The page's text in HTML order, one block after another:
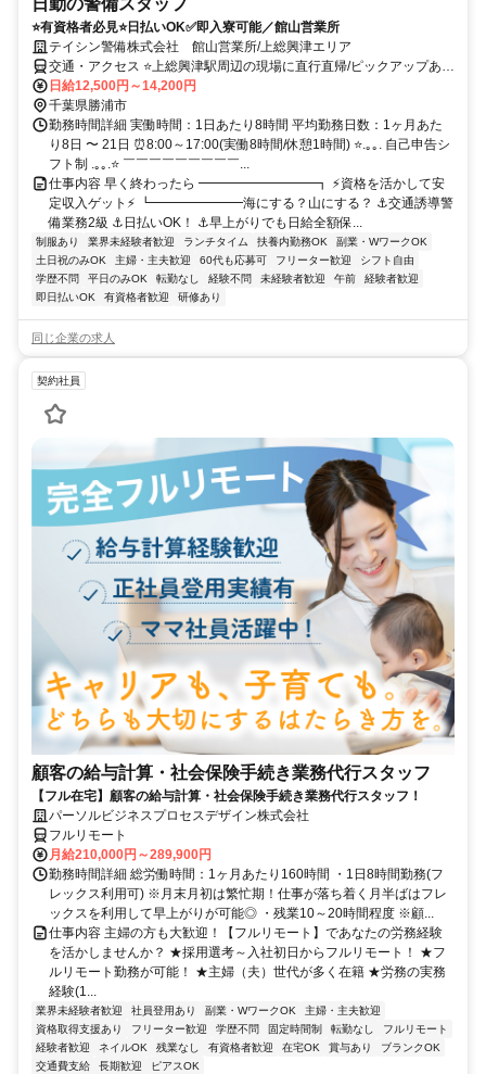
日勤の警備スタッフ
⭐有資格者必見⭐日払いOK✅即入寮可能／館山営業所
テイシン警備株式会社 館山営業所/上総興津エリア
交通・アクセス ⭐上総興津駅周辺の現場に直行直帰/ピックアップあ
り！移動の心配は不要です♪
日給12,500円～14,200円
千葉県勝浦市
勤務時間詳細 実働時間：1日あたり8時間 平均勤務日数：1ヶ月あた
り8日 〜 21日 ⏰8:00～17:00(実働8時間/休憩1時間) ⭐.｡｡. 自己申告シ
フト制 .｡｡.⭐ ￣￣￣￣￣￣￣￣￣...
仕事内容 早く終わったら ━━━━━━━━━┓ ⚡資格を活かして安
定収入ゲット⚡ ┗━━━━━━━海にする？山にする？ ⚓交通誘導警
備業務2級 ⚓日払いOK！ ⚓早上がりでも日給全額保...
制服あり 業界未経験者歓迎 ランチタイム 扶養内勤務OK
副業・WワークOK
土日祝のみOK
主婦・主夫歓迎 60代も応募可 フリーター歓迎
シフト自由
学歴不問
平日のみOK 転勤なし 経験不問 未経験者歓迎 午前
経験者歓迎
即日払いOK
有資格者歓迎 研修あり
同じ企業の求人
契約社員
顧客の給与計算・社会保険手続き業務代行スタッフ
【フル在宅】顧客の給与計算・社会保険手続き業務代行スタッフ！
パーソルビジネスプロセスデザイン株式会社
フルリモート
月給210,000円～289,900円
勤務時間詳細 総労働時間：1ヶ月あたり160時間 ・1日8時間勤務(フ
レックス利用可) ※月末月初は繁忙期！仕事が落ち着く月半ばはフレ
ックスを利用して早上がりが可能◎ ・残業10～20時間程度 ※顧...
仕事内容 主婦の方も大歓迎！【フルリモート】であなたの労務経験
を活かしませんか？ ★採用選考～入社初日からフルリモート！ ★フ
ルリモート勤務が可能！ ★主婦（夫）世代が多く在籍 ★労務の実務
経験(1...
業界未経験者歓迎 社員登用あり 副業・WワークOK
主婦・主夫歓迎
資格取得支援あり
フリーター歓迎 学歴不問 固定時間制 転勤なし
フルリモート
経験者歓迎
ネイルOK 残業なし 有資格者歓迎 在宅OK 賞与あり
ブランクOK
交通費支給
長期歓迎 ピアスOK